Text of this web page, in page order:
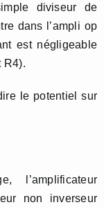
diviseur de
dans l’ampli op
est négligeable
R4).
le potentiel sur
non inverseur